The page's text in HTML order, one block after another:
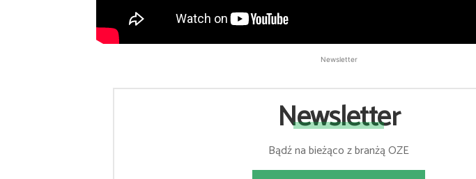
Newsletter
Newsletter
Bądź na bieżąco z branżą OZE